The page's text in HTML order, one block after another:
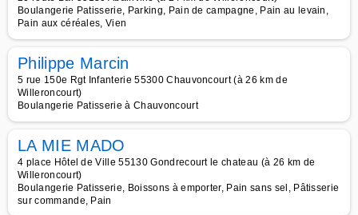
Boulangerie Patisserie, Parking, Pain de campagne, Pain au levain,
Pain aux céréales, Vien
Philippe Marcin
5 rue 150e Rgt Infanterie 55300 Chauvoncourt (à 26 km de
Willeroncourt)
Boulangerie Patisserie à Chauvoncourt
LA MIE MADO
4 place Hôtel de Ville 55130 Gondrecourt le chateau (à 26 km de
Willeroncourt)
Boulangerie Patisserie, Boissons à emporter, Pain sans sel, Pâtisserie
sur commande, Pain